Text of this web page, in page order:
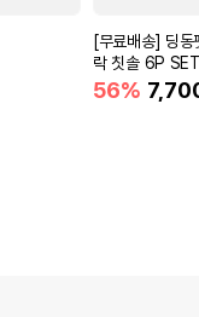
[무료배송] 딩동
락 칫솔 6P SET
56%